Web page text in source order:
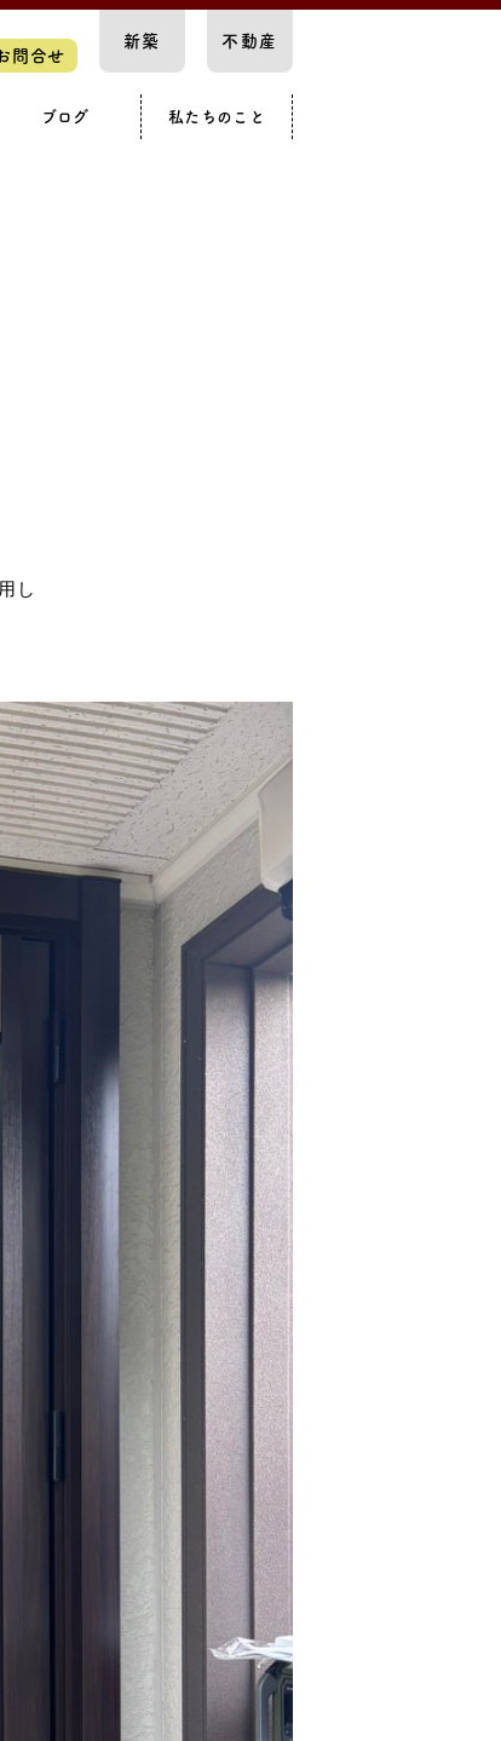
問合せ
新築 不動産
ブログ 私たちのこと
し